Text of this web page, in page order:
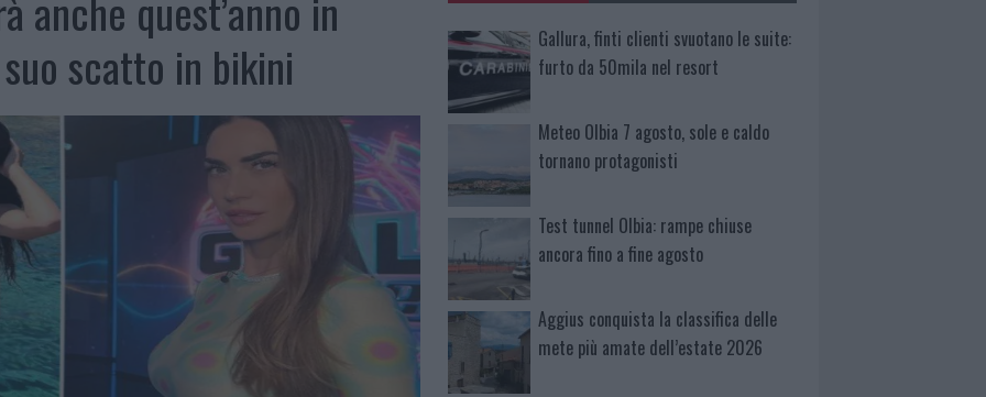
anche quest’anno in
scatto in bikini
Gallura, finti clienti svuotano le suite:
furto da 50mila nel resort
Meteo Olbia 7 agosto, sole e caldo
tornano protagonisti
Test tunnel Olbia: rampe chiuse
ancora fino a fine agosto
Aggius conquista la classifica delle
mete più amate dell’estate 2026